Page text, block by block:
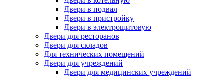
Двери в подвал
Двери в пристройку
Двери в электрощитовую
Двери для ресторанов
Двери для складов
Для технических помещений
Двери для учреждений
Двери для медицинских учреждений